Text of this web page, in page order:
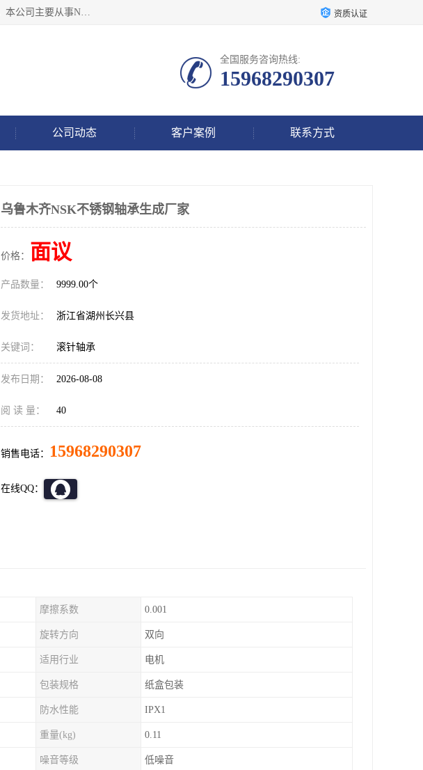
湖州恩斯凯工业技术有限公司位于湖州长兴，公司作为机械零部件以及多个品牌工业零配件专业集成供应商。本公司主要从事NSK进口轴承、SKF进口轴承、FAG进口轴承、NTN进口轴承、国产轴承：ZWZ、HRB、C&U轴承外球面轴承、导轨、丝杠、滑块、 润滑油、工业皮带及其他工业零部件的销售. 资质认证
全国服务咨询热线:
15968290307
公司动态 客户案例 联系方式
乌鲁木齐NSK不锈钢轴承生成厂家
价格： 面议
产品数量： 9999.00个
发货地址： 浙江省湖州长兴县
关键词： 滚针轴承
发布日期： 2026-08-08
阅 读 量： 40
销售电话： 15968290307
在线QQ：
摩擦系数 0.001
旋转方向 双向
适用行业 电机
包装规格 纸盒包装
防水性能 IPX1
重量(kg) 0.11
噪音等级 低噪音